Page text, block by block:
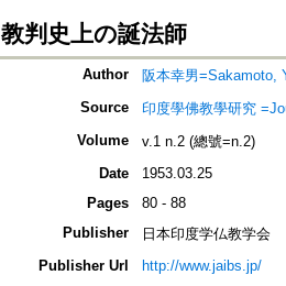
教判史上の誕法師
Author
阪本幸男=Sakamoto,
Source
印度學佛教學研究
Volume
v.1 n.2 (總號=n.2)
Date
1953.03.25
Pages
80 - 88
Publisher
日本印度学仏教学会
Publisher Url
http://www.jaibs.jp/